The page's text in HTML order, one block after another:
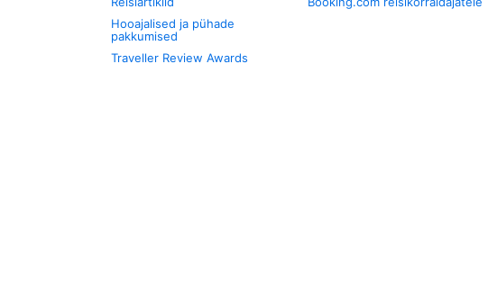
Hooajalised ja pühade
pakkumised
Traveller Review Awards